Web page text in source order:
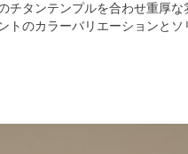
チタンテンプルを合わせ重厚
トのカラーバリエーションと